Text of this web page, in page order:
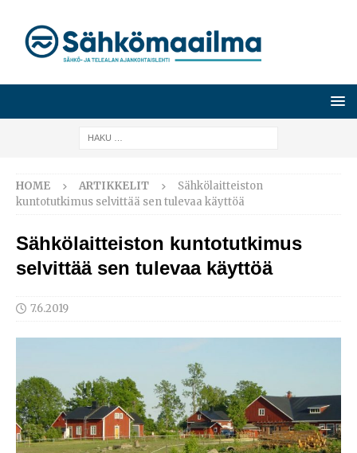
HOME ARTIKKELIT
Sähkölaitteiston
kuntotutkimus selvittää sen tulevaa käyttöä
Sähkölaitteiston kuntotutkimus
selvittää sen tulevaa käyttöä
7.6.2019